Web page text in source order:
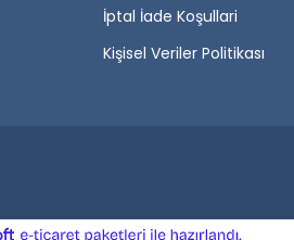
İptal İade Koşullari
Kişisel Veriler Politikası
ideasoft e-